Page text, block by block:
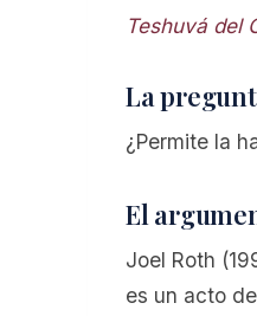
Teshuvá del
La
¿Permite la
El
Joel Roth
es un acto